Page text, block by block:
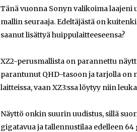
Tänä vuonna Sonyn valikoima laajeni
mallin seuraaja. Edeltäjästä on
saanut lisättyä huippulaitteeseensa?
XZ2-perusmallista on parannettu
parantunut QHD-tasoon ja tarjolla on
laitteissa, vaan XZ3:ssa löytyy niin
Näyttö onkin suurin uudistus, sillä
gigatavua ja tallennustilaa edelleen